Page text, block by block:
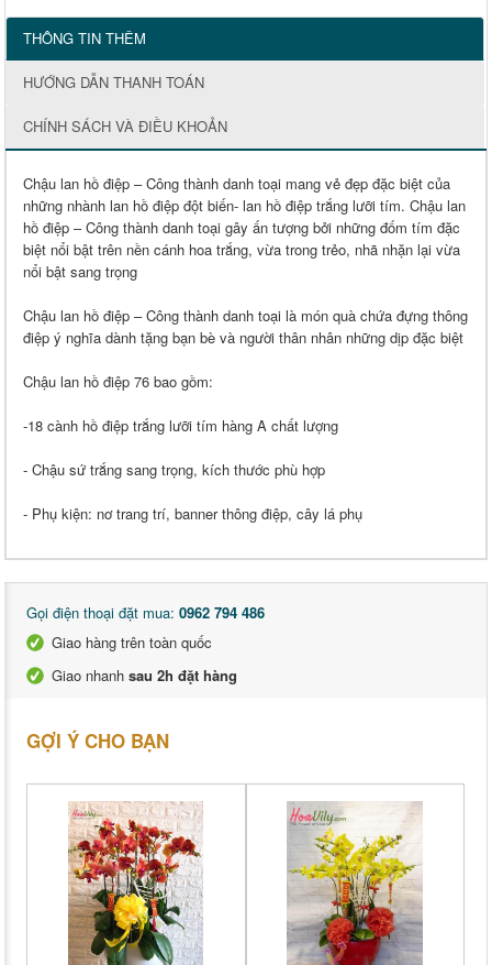
THÔNG TIN THÊM
HƯỚNG DẪN THANH TOÁN
CHÍNH SÁCH VÀ ĐIỀU KHOẢN
Chậu lan hồ điệp – Công thành danh toại mang vẻ đẹp đặc biệt của
những nhành lan hồ điệp đột biến- lan hồ điệp trắng lưỡi tím. Chậu lan
hồ điệp – Công thành danh toại gây ấn tượng bởi những đốm tím đặc
biệt nổi bật trên nền cánh hoa trắng, vừa trong trẻo, nhã nhặn lại vừa
nổi bật sang trọng
Chậu lan hồ điệp – Công thành danh toại là món quà chứa đựng thông
điệp ý nghĩa dành tặng bạn bè và người thân nhân những dịp đặc biệt
Chậu lan hồ điệp 76 bao gồm:
-18 cành hồ điệp trắng lưỡi tím hàng A chất lượng
- Chậu sứ trắng sang trọng, kích thước phù hợp
- Phụ kiện: nơ trang trí, banner thông điệp, cây lá phụ
Gọi điện thoại đặt mua: 0962 794 486
Giao hàng trên toàn quốc
Giao nhanh sau 2h đặt hàng
GỢI Ý CHO BẠN